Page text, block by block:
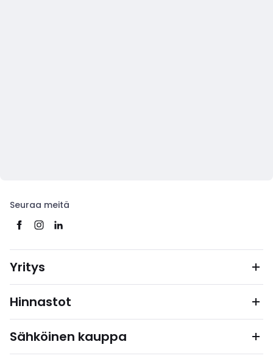
Seuraa meitä
Yritys
Hinnastot
Sähköinen kauppa